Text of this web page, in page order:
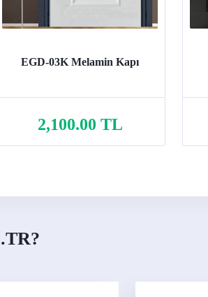
EGD-03K Melamin Kapı
2,100.00 TL
Sepete Ekle